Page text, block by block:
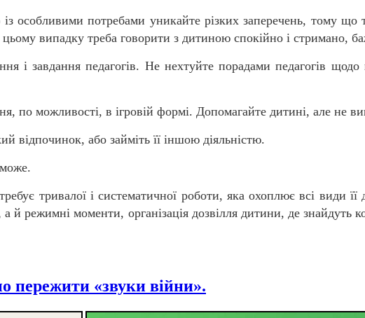
потребами уникайте різких заперечень, тому що
випадку треба говорити з дитиною спокійно і стримано,
педагогів. Не нехтуйте порадами педагогів щодо
можливості, в ігровій формі. Допомагайте дитині, але не
або займіть її іншою діяльністю.
тривалої і систематичної роботи, яка охоплює всі види
й режимні моменти, організація дозвілля дитини, де знайдуть
пережити «звуки війни».